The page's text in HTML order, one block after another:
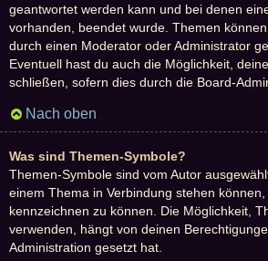
geantwortet werden kann und bei denen
vorhanden, beendet wurde. Themen
durch einen Moderator oder Administrator
Eventuell hast du auch die Möglichkeit,
schließen, sofern dies durch die Board-
Nach oben
Was sind Themen-Symbole?
Themen-Symbole sind vom Autor
einem Thema in Verbindung stehen
kennzeichnen zu können. Die Möglichkeit,
verwenden, hängt von deinen
Administration gesetzt hat.